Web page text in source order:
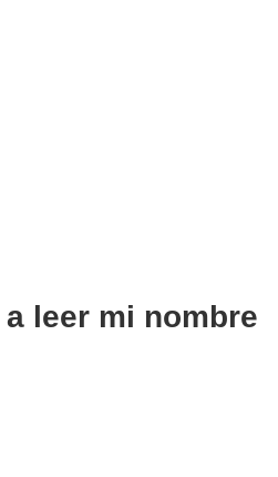
leer mi nombre